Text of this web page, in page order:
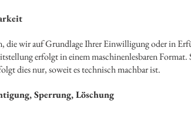
die wir auf Grundlage Ihrer Einwilligung oder in
erfolgt in einem maschinenlesbaren
dies nur, soweit es technisch machbar ist.
Sperrung, Löschung